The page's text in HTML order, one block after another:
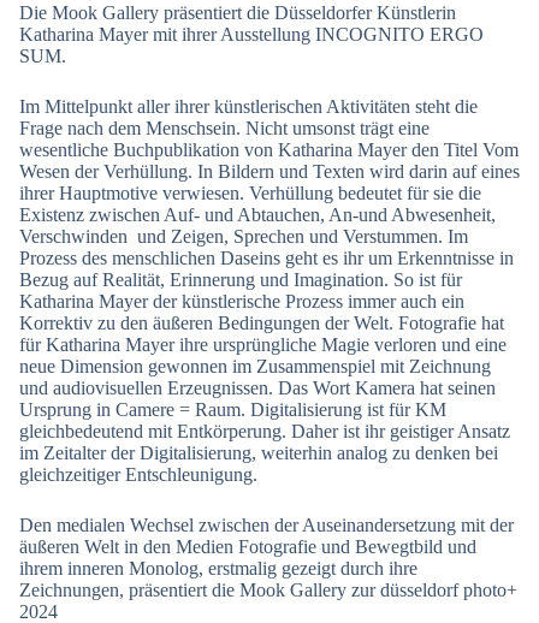
Die Mook Gallery präsentiert die Düsseldorfer Künstlerin
Katharina Mayer mit ihrer Ausstellung INCOGNITO ERGO
SUM.
Im Mittelpunkt aller ihrer künstlerischen Aktivitäten steht die
Frage nach dem Menschsein. Nicht umsonst trägt eine
wesentliche Buchpublikation von Katharina Mayer den Titel Vom
Wesen der Verhüllung. In Bildern und Texten wird darin auf eines
ihrer Hauptmotive verwiesen. Verhüllung bedeutet für sie die
Existenz zwischen Auf- und Abtauchen, An-und Abwesenheit,
Verschwinden und Zeigen, Sprechen und Verstummen. Im
Prozess des menschlichen Daseins geht es ihr um Erkenntnisse in
Bezug auf Realität, Erinnerung und Imagination. So ist für
Katharina Mayer der künstlerische Prozess immer auch ein
Korrektiv zu den äußeren Bedingungen der Welt. Fotografie hat
für Katharina Mayer ihre ursprüngliche Magie verloren und eine
neue Dimension gewonnen im Zusammenspiel mit Zeichnung
und audiovisuellen Erzeugnissen. Das Wort Kamera hat seinen
Ursprung in Camere = Raum. Digitalisierung ist für KM
gleichbedeutend mit Entkörperung. Daher ist ihr geistiger Ansatz
im Zeitalter der Digitalisierung, weiterhin analog zu denken bei
gleichzeitiger Entschleunigung.
Den medialen Wechsel zwischen der Auseinandersetzung mit der
äußeren Welt in den Medien Fotografie und Bewegtbild und
ihrem inneren Monolog, erstmalig gezeigt durch ihre
Zeichnungen, präsentiert die Mook Gallery zur düsseldorf photo+
2024